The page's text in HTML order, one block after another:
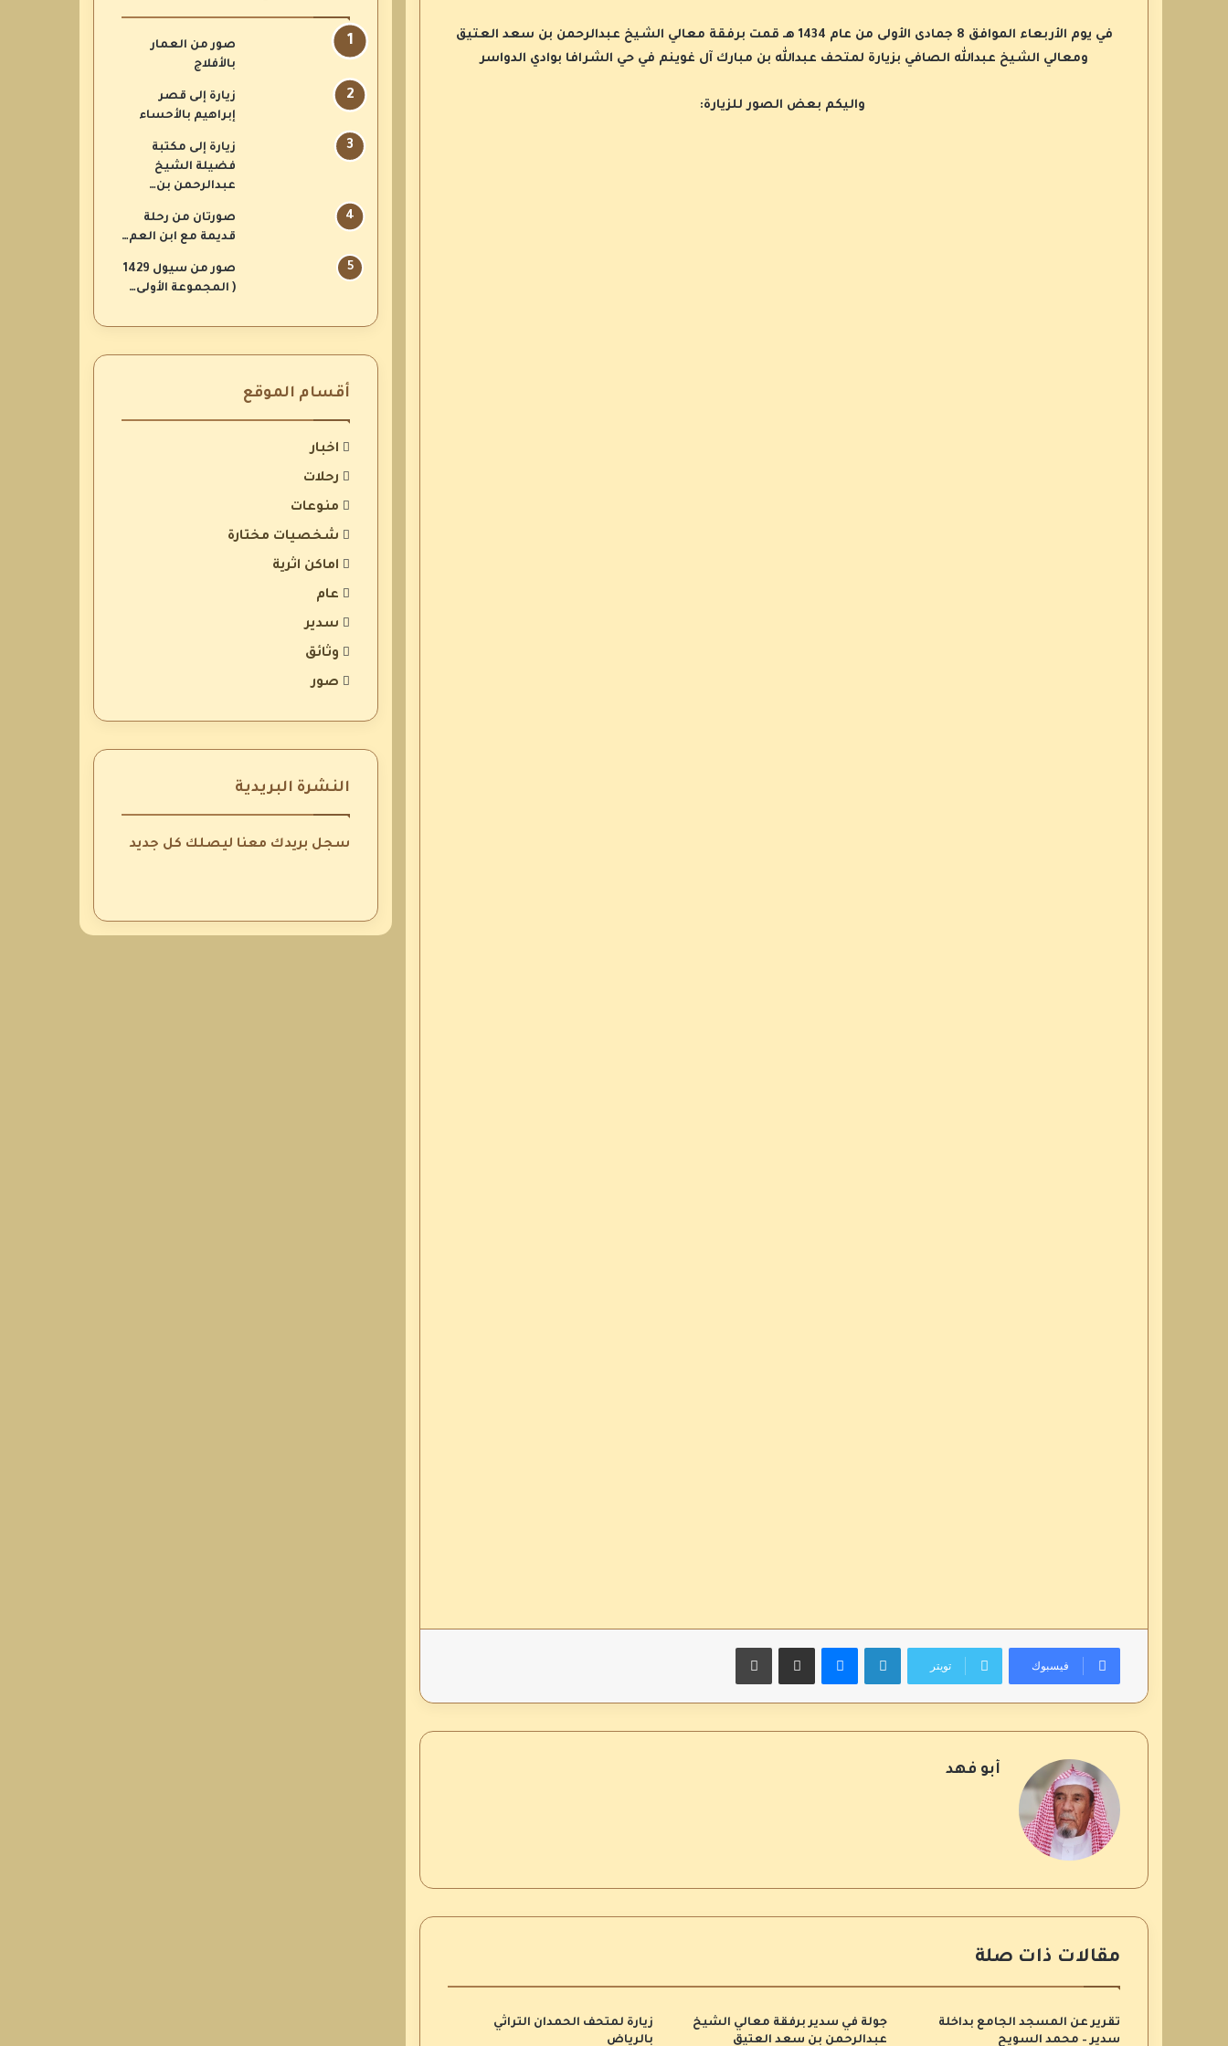
في يوم الأربعاء الموافق 8 جمادى الأولى من عام 1434 هـ قمت برفقة معالي الشيخ عبدالرحمن بن سعد العتيق
ومعالي الشيخ عبدالله الصافي بزيارة لمتحف عبدالله بن مبارك آل غوينم في حي الشرافا بوادي الدواسر
واليكم بعض الصور للزيارة:
فيسبوك تويتر
لينكدإن ماسنجر مشاركة عبر البريد طباعة
أبو فهد
مقالات ذات صلة
تقرير عن المسجد الجامع بداخلة
سدير – محمد السويح
جولة في سدير برفقة معالي الشيخ
عبدالرحمن بن سعد العتيق
زيارة لمتحف الحمدان التراثي
بالرياض
صور من العمار
بالأفلاج
زيارة إلى قصر
إبراهيم بالأحساء
زيارة إلى مكتبة
فضيلة الشيخ
عبدالرحمن بن…
صورتان من رحلة
قديمة مع ابن العم…
صور من سيول 1429
( المجموعة الأولى…
أقسام الموقع
اخبار
رحلات
منوعات
شخصيات مختارة
اماكن اثرية
عام
سدير
وثائق
صور
النشرة البريدية
سجل بريدك معنا ليصلك كل جديد